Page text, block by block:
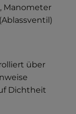
Manometer
über
Dichtheit